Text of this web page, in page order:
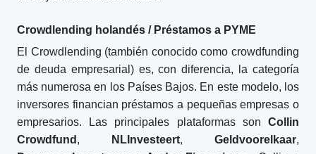
Crowdlending holandés / Préstamos a PYME
El Crowdlending (también conocido como crowdfunding
de deuda empresarial) es, con diferencia, la categoría
más numerosa en los Países Bajos. En este modelo, los
inversores financian préstamos a pequeñas empresas o
empresarios. Las principales plataformas son Collin
Crowdfund , NLInvesteert, Geldvoorelkaar,